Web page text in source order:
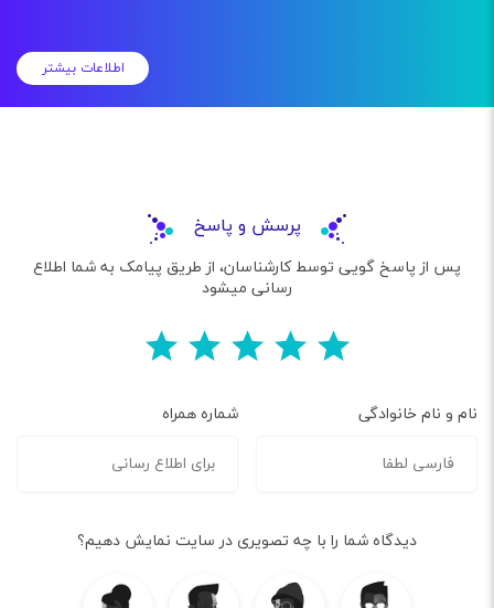
اطلاعات بیشتر
پرسش و پاسخ
پس از پاسخ گویی توسط کارشناسان، از طریق پیامک به شما اطلاع
رسانی میشود
نام و نام خانوادگی شماره همراه
دیدگاه شما را با چه تصویری در سایت نمایش دهیم؟